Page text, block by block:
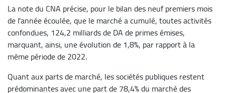
La note du CNA précise, pour le bilan des neuf premiers mois
de l'année écoulée, que le marché a cumulé, toutes activités
confondues, 124,2 milliards de DA de primes émises,
marquant, ainsi, une évolution de 1,8%, par rapport à la
même période de 2022.
Quant aux parts de marché, les sociétés publiques restent
prédominantes avec une part de 78,4% du marché des